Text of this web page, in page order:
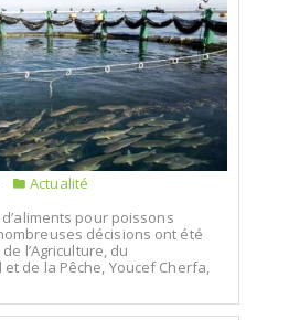
Actualité
pour poissons
décisions ont été
l’Agriculture, du
de la Pêche, Youcef Cherfa,